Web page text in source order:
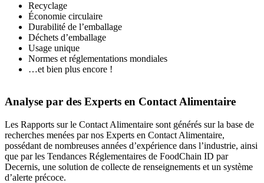
Recyclage
Économie circulaire
Durabilité de l’emballage
Déchets d’emballage
Usage unique
Normes et réglementations mondiales
…et bien plus encore !
Analyse par des Experts en Contact Alimentaire
Les Rapports sur le Contact Alimentaire sont générés sur la base de
recherches menées par nos Experts en Contact Alimentaire,
possédant de nombreuses années d’expérience dans l’industrie, ainsi
que par les Tendances Réglementaires de FoodChain ID par
Decernis, une solution de collecte de renseignements et un système
d’alerte précoce.